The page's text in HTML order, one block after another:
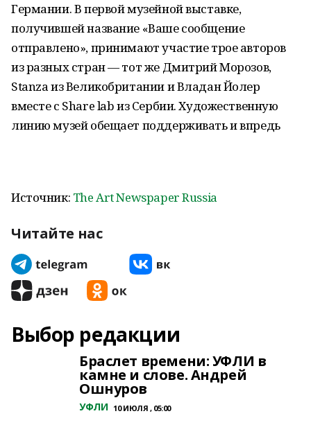
Германии. В первой музейной выставке,
получившей название «Ваше сообщение
отправлено», принимают участие трое авторов
из разных стран — тот же Дмитрий Морозов,
Stanza из Великобритании и Владан Йолер
вместе с Share lab из Сербии. Художественную
линию музей обещает поддерживать и впредь
Источник: The Art Newspaper Russia
Читайте нас
Выбор редакции
Браслет времени: УФЛИ в
камне и слове. Андрей
Ошнуров
УФЛИ 10 ИЮЛЯ , 05:00